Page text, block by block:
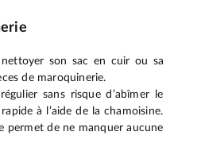
son sac en cuir ou sa
de maroquinerie.
sans risque d’abîmer le
à l’aide de la chamoisine.
permet de ne manquer aucune